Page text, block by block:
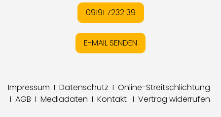
09191 7232 39
E-MAIL SENDEN
Impressum I Datenschutz I Online-Streitschlichtung
I AGB I Mediadaten I Kontakt I Vertrag widerrufen